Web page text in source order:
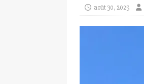
août 30, 2025